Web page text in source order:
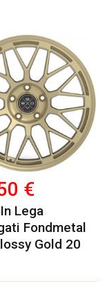
€
Lega
Fondmetal
Gold 20